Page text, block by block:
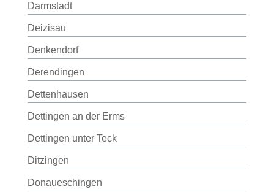
Darmstadt
Deizisau
Denkendorf
Derendingen
Dettenhausen
Dettingen an der Erms
Dettingen unter Teck
Ditzingen
Donaueschingen